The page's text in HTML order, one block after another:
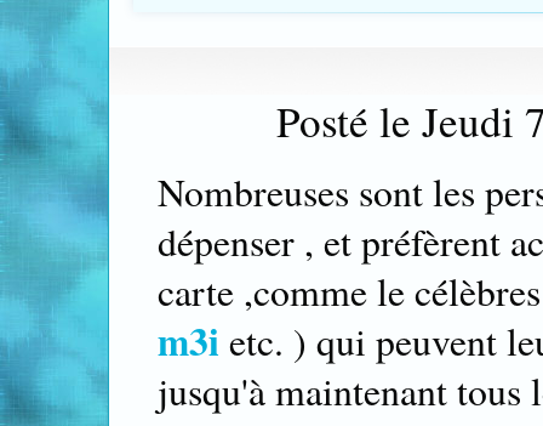
Posté le Jeudi
Nombreuses sont les
dépenser , et préfèrent
carte ,comme le
m3i etc. ) qui peuvent
jusqu'à maintenant tous